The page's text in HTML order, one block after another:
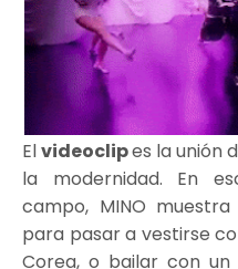
Elvideoclipes la unión
la modernidad. En
campo, MINO
para pasar a vestirse
Corea, o bailar con